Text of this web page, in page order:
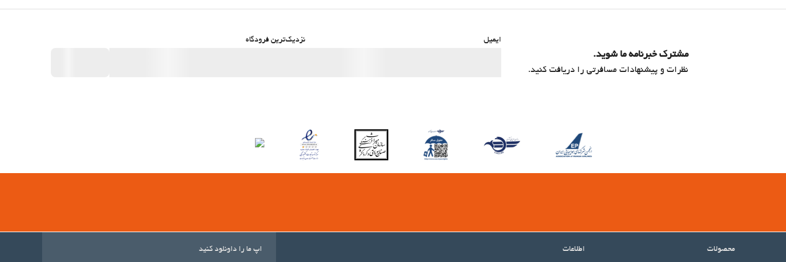
مشترک خبرنامه ما شوید.
نظرات و پیشنهادات مسافرتی را دریافت کنید.
ایمیل نزدیک‌ترین فرودگاه
اپ ما را داونلود کنید محصولات اطلاعات